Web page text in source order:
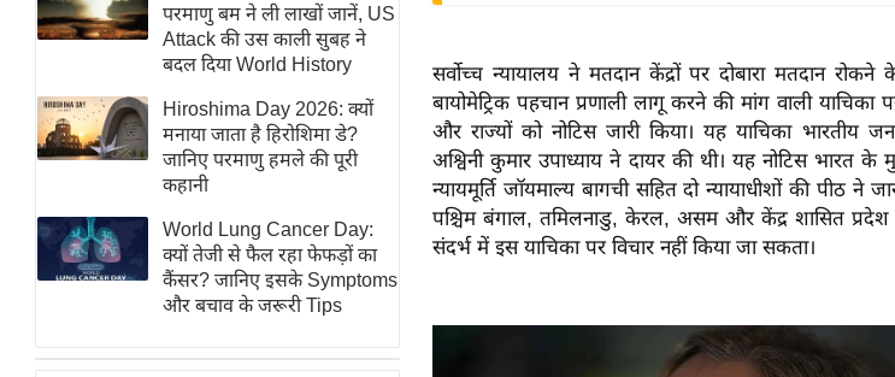
न्यूज ब्रीफ
मनोरंजन जगत
बॉलीवुड
हॉलीवुड
फिल्म समीक्षा
News
लाइफस्टाइल
टेक्नॉलॉजी
ब्यूटी/फैशन
परमाणु बम ने ली लाखों जानें, US
Attack की उस काली सुबह ने
बदल दिया World History
Hiroshima Day 2026: क्यों
मनाया जाता है हिरोशिमा डे?
जानिए परमाणु हमले की पूरी
कहानी
World Lung Cancer Day:
क्यों तेजी से फैल रहा फेफड़ों का
कैंसर? जानिए इसके Symptoms
और बचाव के जरूरी Tips
सर्वोच्च न्यायालय ने मतदान केंद्रों पर दोबारा मतदान
बायोमेट्रिक पहचान प्रणाली लागू करने की मांग वाली
और राज्यों को नोटिस जारी किया। यह याचिका भारतीय
अश्विनी कुमार उपाध्याय ने दायर की थी। यह नोटिस भारत
न्यायमूर्ति जॉयमाल्य बागची सहित दो न्यायाधीशों की पीठ ने
पश्चिम बंगाल, तमिलनाडु, केरल, असम और केंद्र शासित
संदर्भ में इस याचिका पर विचार नहीं किया जा सकता।